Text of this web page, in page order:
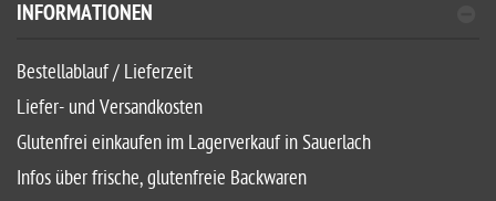
INFORMATIONEN
Bestellablauf / Lieferzeit
Liefer- und Versandkosten
Glutenfrei einkaufen im Lagerverkauf in Sauerlach
Infos über frische, glutenfreie Backwaren